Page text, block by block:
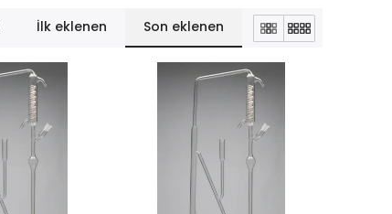
İlk eklenen Son eklenen